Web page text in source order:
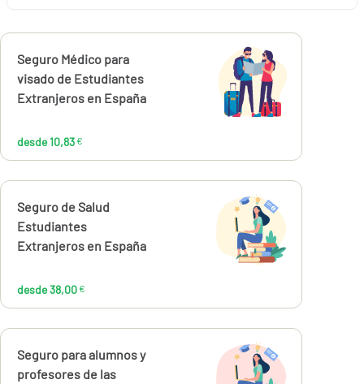
Calcúlalo ahora
Seguro Médico para
visado de Estudiantes
Extranjeros en España
desde 10,83 €
10,83 €
Calcúlalo ahora
Seguro de Salud
Estudiantes
Extranjeros en España
desde 38,00 €
38,00€
Calcúlalo ahora
Seguro para alumnos y
profesores de las